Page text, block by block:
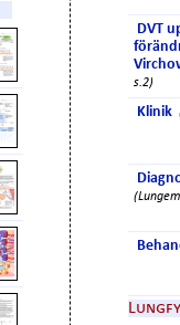
DVT
s.2)
Klinik